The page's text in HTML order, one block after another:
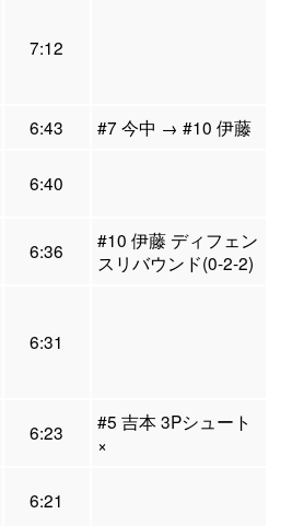
7:12
6:43
#7 今中 → #10 伊藤
6:40
6:36
#10 伊藤 ディフェン
スリバウンド(0-2-2)
6:31
6:23
#5 吉本 3Pシュート
×
6:21